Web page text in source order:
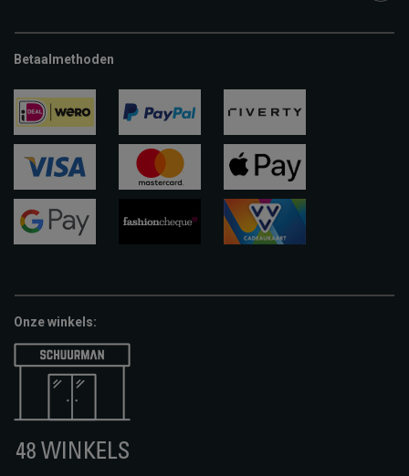
Betaalmethoden
ideal paypal riverty
visa
apple-
pay
Onze winkels: